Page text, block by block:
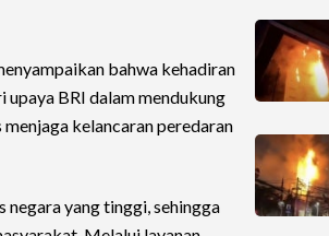
bahwa kehadiran
BRI dalam mendukung
kelancaran peredaran
yang tinggi, sehingga